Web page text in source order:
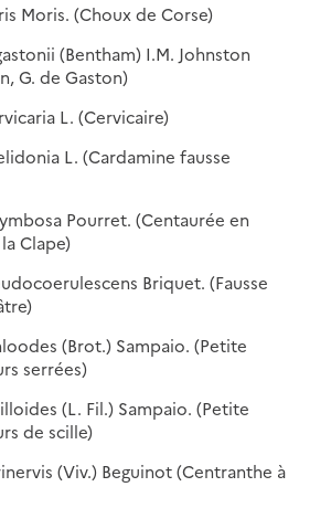
Moris. (Choux de Corse)
(Bentham) I.M. Johnston
G. de Gaston)
L. (Cervicaire)
L. (Cardamine fausse
Pourret. (Centaurée en
Clape)
Briquet. (Fausse
(Brot.) Sampaio. (Petite
serrées)
(L. Fil.) Sampaio. (Petite
de scille)
(Viv.) Beguinot (Centranthe à